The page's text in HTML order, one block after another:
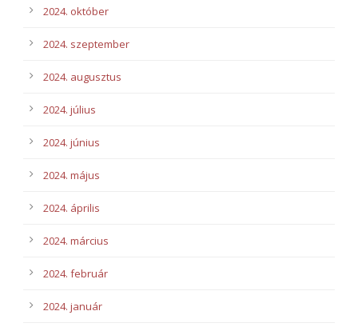
2024. október
2024. szeptember
2024. augusztus
2024. július
2024. június
2024. május
2024. április
2024. március
2024. február
2024. január